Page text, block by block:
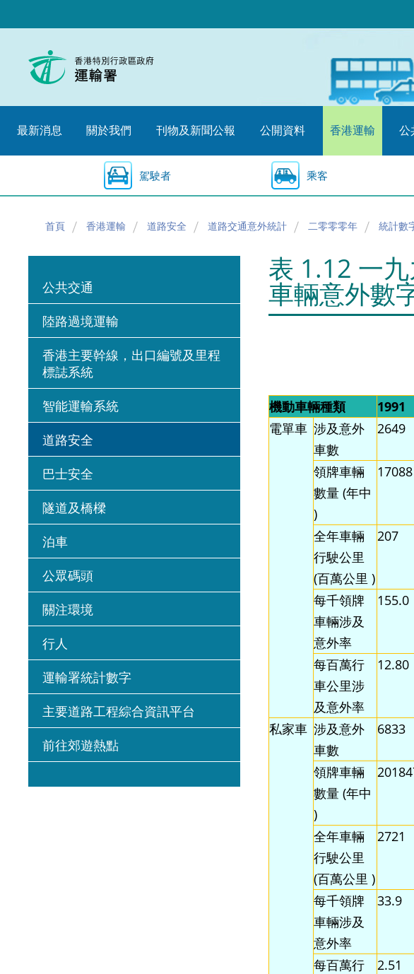
至
始
最新消息 關於我們 刊物及新聞公報 公開資料 香港運輸 公
駕駛者 乘客
首頁 香港運輸 道路安全 道路交通意外統計 二零零零年 統計數
公共交通
陸路過境運輸
香港主要幹線，出口編號及里程
標誌系統
智能運輸系統
道路安全
巴士安全
隧道及橋樑
泊車
公眾碼頭
關注環境
行人
運輸署統計數字
主要道路工程綜合資訊平台
前往郊遊熱點
表 1.12 一
車輛意外數
機動車輛種類 1991
電單車 涉及意外
車數
2649
領牌車輛
數量 (年中
)
17088
全年車輛
行駛公里
(百萬公里 )
207
每千領牌
車輛涉及
意外率
155.0
每百萬行
車公里涉
及意外率
12.80
私家車 涉及意外
車數
6833
領牌車輛
數量 (年中
)
全年車輛
行駛公里
(百萬公里 )
2721
每千領牌
車輛涉及
意外率
33.9
每百萬行
2.51